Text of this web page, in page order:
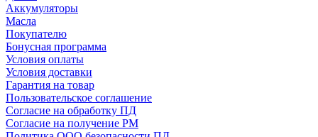
Аккумуляторы
Масла
Покупателю
Бонусная программа
Условия оплаты
Условия доставки
Гарантия на товар
Пользовательское соглашение
Согласие на обработку ПД
Согласие на получение РМ